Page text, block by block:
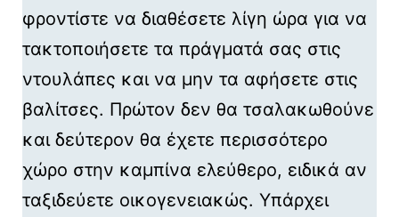
φροντίστε να διαθέσετε λίγη ώρα για να
τακτοποιήσετε τα πράγματά σας στις
ντουλάπες και να μην τα αφήσετε στις
βαλίτσες. Πρώτον δεν θα τσαλακωθούνε
και δεύτερον θα έχετε περισσότερο
χώρο στην καμπίνα ελεύθερο, ειδικά αν
ταξιδεύετε οικογενειακώς. Υπάρχει